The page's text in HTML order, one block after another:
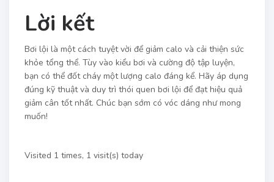
Lời kết
Bơi lội là một cách tuyệt vời để giảm calo và cải thiện sức
khỏe tổng thể. Tùy vào kiểu bơi và cường độ tập luyện,
bạn có thể đốt cháy một lượng calo đáng kể. Hãy áp dụng
đúng kỹ thuật và duy trì thói quen bơi lội để đạt hiệu quả
giảm cân tốt nhất. Chúc bạn sớm có vóc dáng như mong
muốn!
Visited 1 times, 1 visit(s) today